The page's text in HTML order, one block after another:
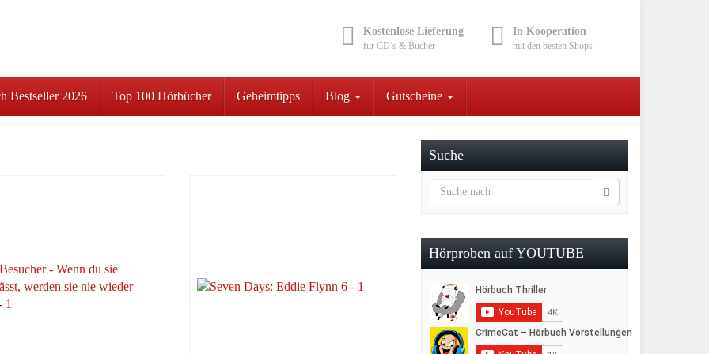
Kostenlose Lieferung
für CD’s & Bücher
In Kooperation
mit den besten Shops
Bestseller 2026 Top 100 Hörbücher Geheimtipps Blog Gutscheine
Suche
Hörproben auf YOUTUBE